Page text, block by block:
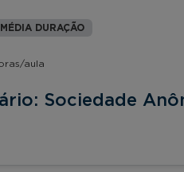
DURAÇÃO
aula
Sociedade